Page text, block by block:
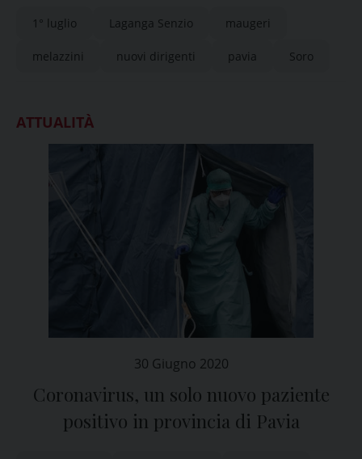
1° luglio Laganga Senzio maugeri
melazzini nuovi dirigenti pavia Soro
ATTUALITÀ
30 Giugno 2020
Coronavirus, un solo nuovo paziente
positivo in provincia di Pavia